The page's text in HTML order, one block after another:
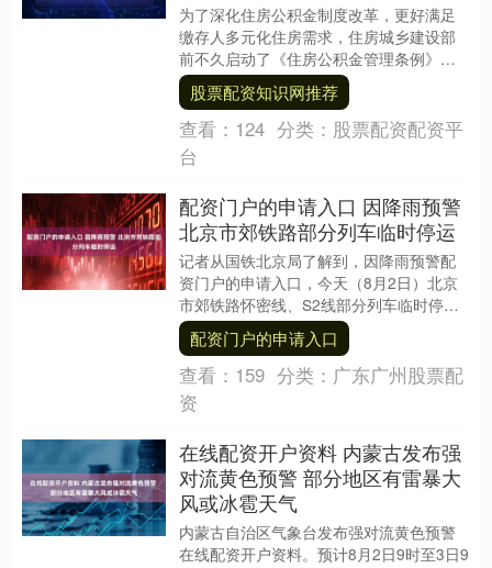
为了深化住房公积金制度改革，更好满足
缴存人多元化住房需求，住房城乡建设部
前不久启动了《住房公积金管理条例》修
订工作，并就《住房公积金管理条例（修
订征求意见稿）》....
股票配资知识网推荐
查看： 124 分类： 股票配资配资平
台
配资门户的申请入口 因降雨预警
北京市郊铁路部分列车临时停运
记者从国铁北京局了解到，因降雨预警配
资门户的申请入口，今天（8月2日）北京
市郊铁路怀密线、S2线部分列车临时停
运。 具体车次为：怀柔-密云线S503次、
S504....
配资门户的申请入口
查看： 159 分类： 广东广州股票配
资
在线配资开户资料 内蒙古发布强
对流黄色预警 部分地区有雷暴大
风或冰雹天气
内蒙古自治区气象台发布强对流黄色预警
在线配资开户资料。预计8月2日9时至3日9